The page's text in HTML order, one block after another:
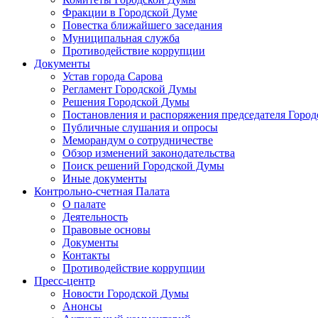
Фракции в Городской Думе
Повестка ближайшего заседания
Муниципальная служба
Противодействие коррупции
Документы
Устав города Сарова
Регламент Городской Думы
Решения Городской Думы
Постановления и распоряжения председателя
Публичные слушания и опросы
Меморандум о сотрудничестве
Обзор изменений законодательства
Поиск решений Городской Думы
Иные документы
Контрольно-счетная Палата
О палате
Деятельность
Правовые основы
Документы
Контакты
Противодействие коррупции
Пресс-центр
Новости Городской Думы
Анонсы